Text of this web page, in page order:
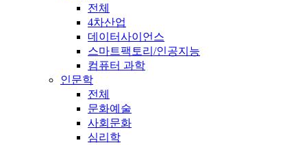
전체
4차산업
데이터사이언스
스마트팩토리/인공지능
컴퓨터 과학
인문학
전체
문화예술
사회문화
심리학